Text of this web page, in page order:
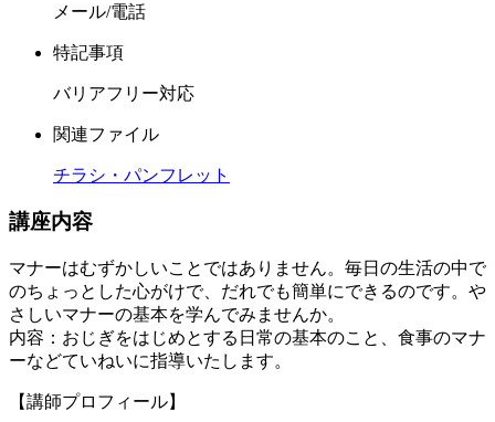
メール/電話
特記事項
バリアフリー対応
関連ファイル
チラシ・パンフレット
講座内容
マナーはむずかしいことではありません。毎日の生活の中で
のちょっとした心がけで、だれでも簡単にできるのです。や
さしいマナーの基本を学んでみませんか。
内容：おじぎをはじめとする日常の基本のこと、食事のマナ
ーなどていねいに指導いたします。
【講師プロフィール】